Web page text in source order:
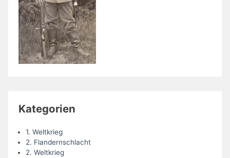
Kategorien
1. Weltkrieg
2. Flandernschlacht
2. Weltkrieg